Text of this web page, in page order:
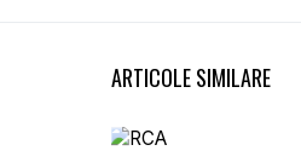
ARTICOLE SIMILARE